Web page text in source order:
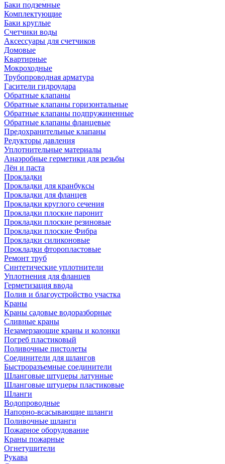
Баки подземные
Комплектующие
Баки круглые
Счетчики воды
Аксессуары для счетчиков
Домовые
Квартирные
Мокроходные
Трубопроводная арматура
Гасители гидроудара
Обратные клапаны
Обратные клапаны горизонтальные
Обратные клапаны подпружиненные
Обратные клапаны фланцевые
Предохранительные клапаны
Редукторы давления
Уплотнительные материалы
Анаэробные герметики для резьбы
Лён и паста
Прокладки
Прокладки для кранбуксы
Прокладки для фланцев
Прокладки круглого сечения
Прокладки плоские паронит
Прокладки плоские резиновые
Прокладки плоские Фибра
Прокладки силиконовые
Прокладки фторопластовые
Ремонт труб
Синтетические уплотнители
Уплотнения для фланцев
Герметизация ввода
Полив и благоустройство участка
Краны
Краны садовые водоразборные
Сливные краны
Незамерзающие краны и колонки
Погреб пластиковый
Поливочные пистолеты
Соединители для шлангов
Быстроразъемные соединители
Шланговые штуцеры латунные
Шланговые штуцеры пластиковые
Шланги
Водопроводные
Напорно-всасывающие шланги
Поливочные шланги
Пожарное оборудование
Краны пожарные
Огнетушители
Рукава